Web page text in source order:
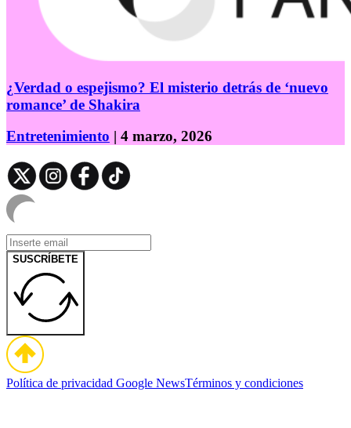
¿Verdad o espejismo? El misterio detrás de ‘nuevo
romance’ de Shakira
Entretenimiento | 4 marzo, 2026
SUSCRÍBETE
Política de privacidad Google NewsTérminos y condiciones